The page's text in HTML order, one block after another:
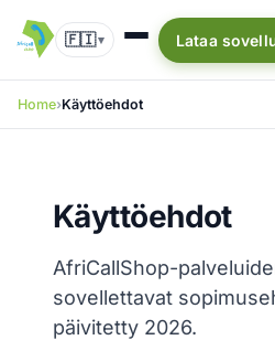
🇫🇮▾ Lataa
Home Käyttöehdot
Käyttöehdot
AfriCallShop-
sovellettavat
päivitetty 2026.